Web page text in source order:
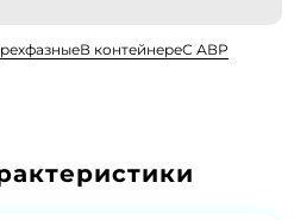
В контейнереС АВР